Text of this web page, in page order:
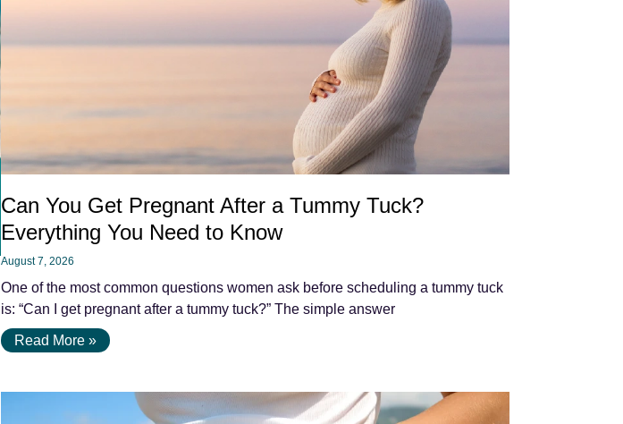
Can You Get Pregnant After a Tummy Tuck?
Everything You Need to Know
August 7, 2026
One of the most common questions women ask before scheduling a tummy tuck
is: “Can I get pregnant after a tummy tuck?” The simple answer
Read More »